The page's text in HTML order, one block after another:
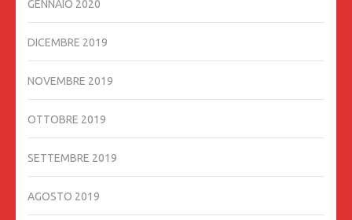
GENNAIO 2020
DICEMBRE 2019
NOVEMBRE 2019
OTTOBRE 2019
SETTEMBRE 2019
AGOSTO 2019